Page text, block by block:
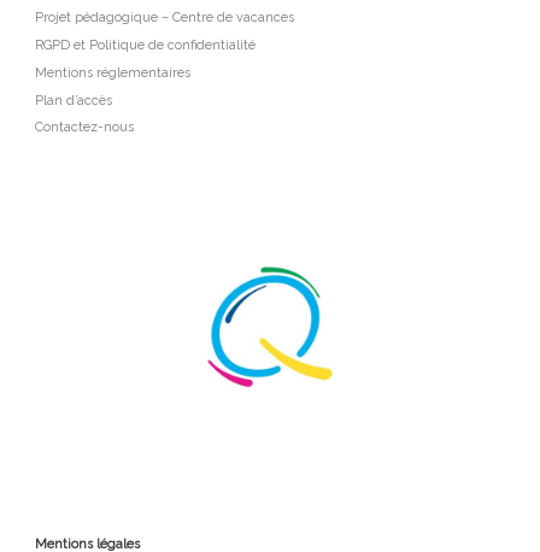
Projet pédagogique – Centre de vacances
RGPD et Politique de confidentialité
Mentions réglementaires
Plan d’accès
Contactez-nous
Mentions légales